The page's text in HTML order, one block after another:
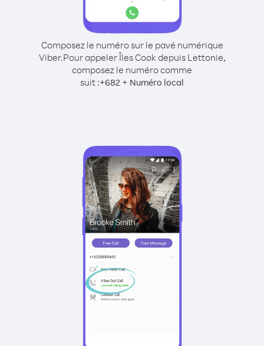
Composez le numéro sur le pavé numérique
Viber.Pour appeler Îles Cook depuis Lettonie,
composez le numéro comme
suit :+682 + Numéro local